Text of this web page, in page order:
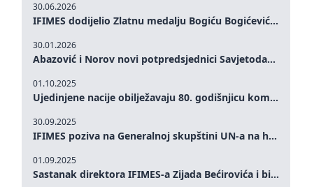
30.06.2026
IFIMES dodijelio Zlatnu medalju Bogiću Bogićeviću za izuzetan doprinos demokratskim vrijednostima i miru
30.01.2026
Abazović i Norov novi potpredsjednici Savjetodavnog odbora IFIMES-a
01.10.2025
Ujedinjene nacije obilježavaju 80. godišnjicu komemoracijom na visokom nivou: Eileen Dong predstavlja IFIMES u oblasti ženskog liderstva, unapređenja mira, pravde, rodne ravnopravnosti i održivog razvoja
30.09.2025
IFIMES poziva na Generalnoj skupštini UN-a na hitna ulaganja u mentalno zdravlje i sisteme njege proširene umjetnom inteligencijom
01.09.2025
Sastanak direktora IFIMES-a Zijada Bećirovića i bivšeg premijera Crne Gore Dritana Abazovića